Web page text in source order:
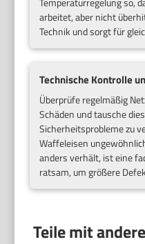
arbeitet, aber nicht
Technik und sorgt für
Technische Kontrolle
Überprüfe regelmäßig
Schäden und tausche
Sicherheitsprobleme zu
Waffeleisen
anders verhält, ist eine
ratsam, um größere